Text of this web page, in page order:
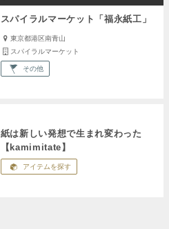
スパイラルマーケット「福永紙工」
東京都港区南青山
スパイラルマーケット
その他
紙は新しい発想で生まれ変わった
【kamimitate】
アイテムを探す